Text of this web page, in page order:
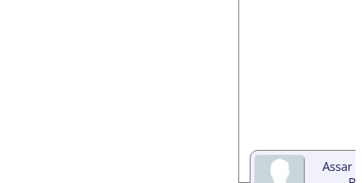
Assar